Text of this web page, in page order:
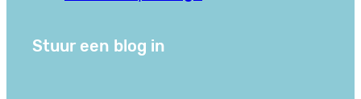
Stuur een blog in